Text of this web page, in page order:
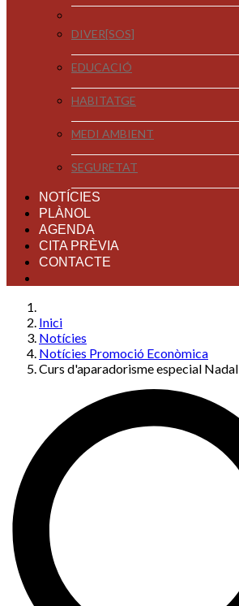
DIVER[SOS]
EDUCACIÓ
HABITATGE
MEDI AMBIENT
SEGURETAT
NOTÍCIES
PLÀNOL
AGENDA
CITA PRÈVIA
CONTACTE
Inici
Notícies
Notícies Promoció Econòmica
Curs d'aparadorisme especial Nadal